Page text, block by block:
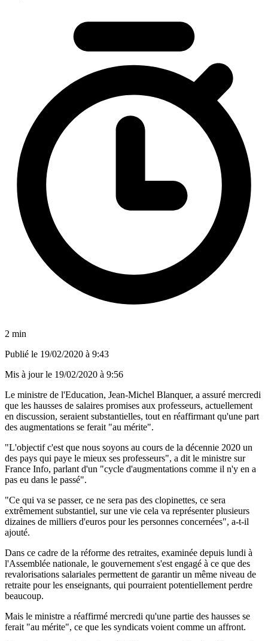
2 min
Publié le 19/02/2020 à 9:43
Mis à jour le 19/02/2020 à 9:56
Le ministre de l'Education, Jean-Michel Blanquer, a assuré mercredi
que les hausses de salaires promises aux professeurs, actuellement
en discussion, seraient substantielles, tout en réaffirmant qu'une part
des augmentations se ferait "au mérite".
"L'objectif c'est que nous soyons au cours de la décennie 2020 un
des pays qui paye le mieux ses professeurs", a dit le ministre sur
France Info, parlant d'un "cycle d'augmentations comme il n'y en a
pas eu dans le passé".
"Ce qui va se passer, ce ne sera pas des clopinettes, ce sera
extrêmement substantiel, sur une vie cela va représenter plusieurs
dizaines de milliers d'euros pour les personnes concernées", a-t-il
ajouté.
Dans ce cadre de la réforme des retraites, examinée depuis lundi à
l'Assemblée nationale, le gouvernement s'est engagé à ce que des
revalorisations salariales permettent de garantir un même niveau de
retraite pour les enseignants, qui pourraient potentiellement perdre
beaucoup.
Mais le ministre a réaffirmé mercredi qu'une partie des hausses se
ferait "au mérite", ce que les syndicats voient comme un affront.